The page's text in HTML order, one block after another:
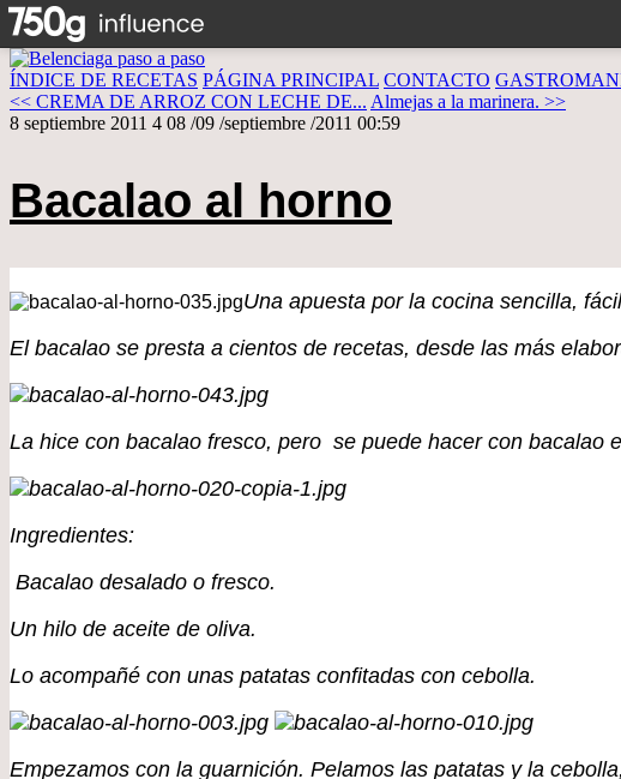
ÍNDICE DE RECETAS PÁGINA PRINCIPAL CONTACTO
<< CREMA DE ARROZ CON LECHE DE... Almejas a la marinera. >>
8 septiembre 2011 4 08 /09 /septiembre /2011 00:59
Bacalao al horno
Una apuesta por la cocina sencilla,
El bacalao se presta a cientos de recetas, desde las más
La hice con bacalao fresco, pero se puede hacer con bacalao
Ingredientes:
Bacalao desalado o fresco.
Un hilo de aceite de oliva.
Lo acompañé con unas patatas confitadas con cebolla.
Empezamos con la guarnición. Pelamos las patatas y la